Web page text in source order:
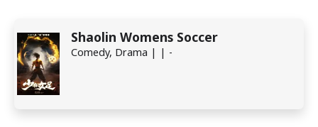
Shaolin Womens Soccer
Comedy, Drama | | -